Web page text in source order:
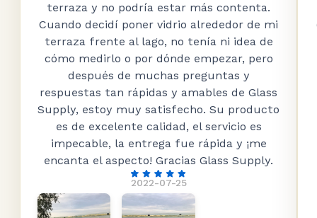
2022-07-25
terraza y no podría estar más contenta.
Cuando decidí poner vidrio alrededor de mi
terraza frente al lago, no tenía ni idea de
cómo medirlo o por dónde empezar, pero
después de muchas preguntas y
respuestas tan rápidas y amables de Glass
Supply, estoy muy satisfecho. Su producto
es de excelente calidad, el servicio es
impecable, la entrega fue rápida y ¡me
encanta el aspecto! Gracias Glass Supply.